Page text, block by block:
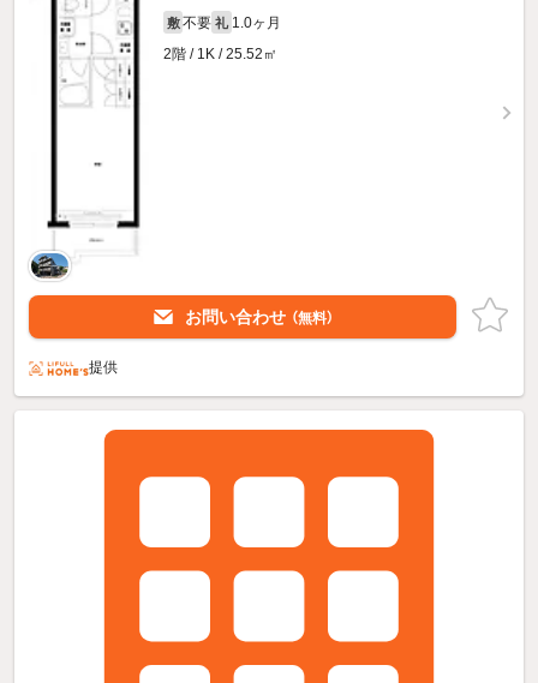
敷 不要 礼 1.0ヶ月
2階 / 1K / 25.52㎡
お問い合わせ （無料）
提供